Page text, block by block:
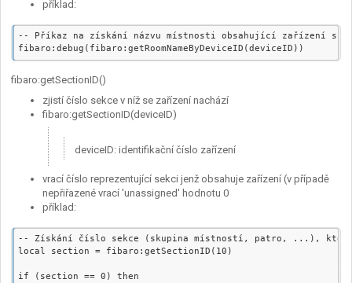
příklad:
-- Příkaz na získání názvu místnosti obsahující zařízení s
fibaro:getSectionID()
zjistí číslo sekce v níž se zařízení nachází
fibaro:getSectionID(deviceID)
deviceID: identifikační číslo zařízení
vrací číslo reprezentující sekci jenž obsahuje zařízení (v případě
nepřiřazené vrací 'unassigned' hodnotu 0
příklad:
-- Získání číslo sekce (skupina místností, patro, ...),
local section = fibaro:getSectionID(10)
if (section == 0) then